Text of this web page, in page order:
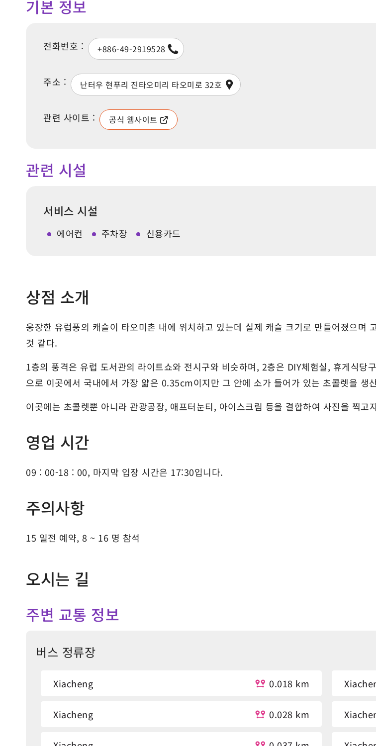
기본 정보
전화번호 : +886-49-2919528
주소 : 난터우 현푸리 진타오미리 타오미로 32호
관련 사이트 : 공식 웹사이트
관련 시설
서비스 시설
에어컨 주차장 신용카드
상점 소개
웅장한 유럽풍의 캐슬이 타오미촌 내에 위치하고 있는데 실제 캐슬 크기로 만들어졌으며
것 같다.
1층의 풍격은 유럽 도서관의 라이트쇼와 전시구와 비슷하며, 2층은 DIY체험실, 휴게식당
으로 이곳에서 국내에서 가장 얇은 0.35cm이지만 그 안에 소가 들어가 있는 초콜렛을 생
이곳에는 초콜렛뿐 아니라 관광공장, 애프터눈티, 아이스크림 등을 결합하여 사진을 찍
영업 시간
09 : 00-18 : 00, 마지막 입장 시간은 17:30입니다.
주의사항
15 일전 예약, 8 ~ 16 명 참석
오시는 길
주변 교통 정보
버스 정류장
Xiacheng 0.018 km
Xiacheng 0.028 km